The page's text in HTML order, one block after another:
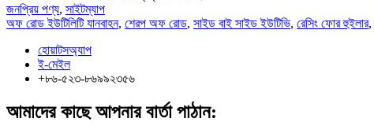
জনপ্রিয় পণ্য, সাইটম্যাপ
অফ রোড ইউটিলিটি যানবাহন, শেরপ অফ রোড, সাইড বাই সাইড ইউটিভি, রেসিং ফোর হুইলার,
হোয়াটসঅ্যাপ
ই-মেইল
+৮৬-৫২৩-৮৬৯৯২৩৫৬
আমাদের কাছে আপনার বার্তা পাঠান: